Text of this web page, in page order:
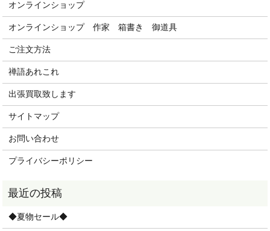
オンラインショップ
オンラインショップ 作家 箱書き 御道具
ご注文方法
禅語あれこれ
出張買取致します
サイトマップ
お問い合わせ
プライバシーポリシー
◆夏物セール◆